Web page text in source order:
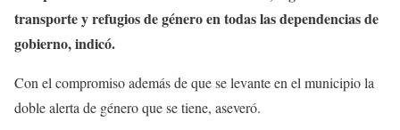
transporte y refugios de género en todas las dependencias de
gobierno, indicó.
Con el compromiso además de que se levante en el municipio la
doble alerta de género que se tiene, aseveró.